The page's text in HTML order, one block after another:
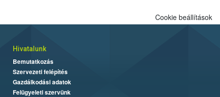
Cookie beállítások
Hivatalunk
Bemutatkozás
Szervezeti felépítés
Gazdálkodási adatok
Felügyeleti szervünk